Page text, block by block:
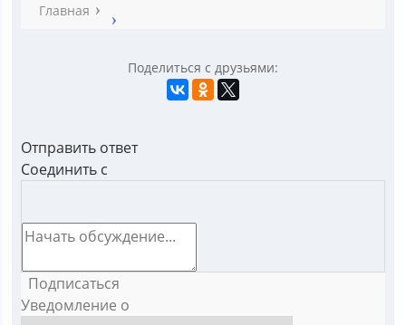
Главная
Поделиться с друзьями:
Отправить ответ
Соединить с
Подписаться
Уведомление о